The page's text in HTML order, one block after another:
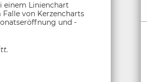
einem Linienchart
von Kerzencharts
und -